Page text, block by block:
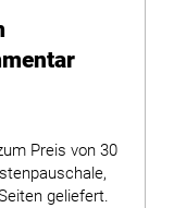
Preis von 30
geliefert.